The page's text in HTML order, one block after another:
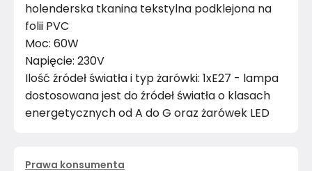
holenderska tkanina tekstylna podklejona na
folii PVC
Moc: 60W
Napięcie: 230V
Ilość źródeł światła i typ żarówki: 1xE27 - lampa
dostosowana jest do źródeł światła o klasach
energetycznych od A do G oraz żarówek LED
Prawa konsumenta